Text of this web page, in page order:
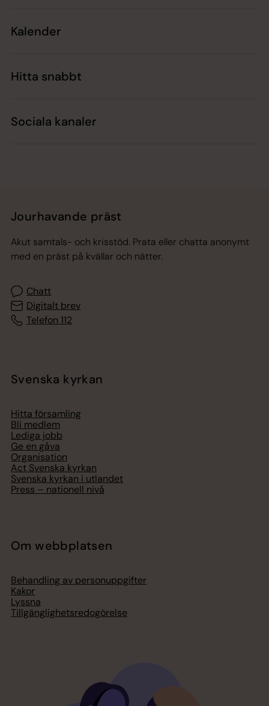
Kalender
Hitta snabbt
Sociala kanaler
Jourhavande präst
Akut samtals- och krisstöd. Prata eller chatta anonymt
med en präst på kvällar och nätter.
Chatt
Digitalt brev
Telefon 112
Svenska kyrkan
Hitta församling
Bli medlem
Lediga jobb
Ge en gåva
Organisation
Act Svenska kyrkan
Svenska kyrkan i utlandet
Press – nationell nivå
Om webbplatsen
Behandling av personuppgifter
Kakor
Lyssna
Tillgänglighetsredogörelse